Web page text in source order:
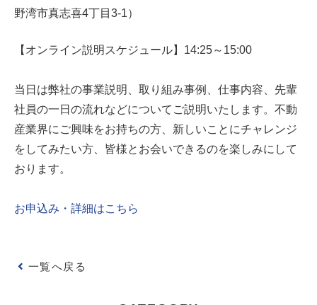
野湾市真志喜4丁目3-1）
【オンライン説明スケジュール】 14:25～15:00
当日は弊社の事業説明、取り組み事例、仕事内容、先輩
社員の一日の流れなどについてご説明いたします。不動
産業界にご興味をお持ちの方、新しいことにチャレンジ
をしてみたい方、皆様とお会いできるのを楽しみにして
おります。
お申込み・詳細はこちら
一覧へ戻る